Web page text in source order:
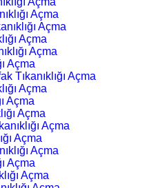
Açma
Açma
Açma
Açma
Açma
Tıkanıklığı Açma
Açma
Açma
Açma
Açma
Açma
Açma
Açma
Açma